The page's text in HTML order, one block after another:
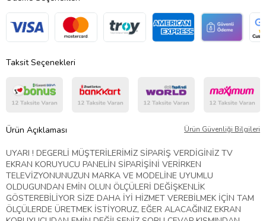
Taksit Seçenekleri
Ürün Açıklaması Ürün Güvenliği Bilgileri
UYARI ! DEGERLİ MÜŞTERİLERİMİZ SİPARİŞ VERDİGİNİZ TV
EKRAN KORUYUCU PANELİN SİPARİŞİNİ VERİRKEN
TELEVİZYONUNUZUN MARKA VE MODELİNE UYUMLU
OLDUGUNDAN EMİN OLUN ÖLÇÜLERİ DEĞİŞKENLİK
GÖSTEREBİLİYOR SİZE DAHA İYİ HİZMET VEREBİLMEK İÇİN TAM
ÖLÇÜLERDE ÜRETMEK İSTİYORUZ, EĞER ALACAĞINIZ EKRAN